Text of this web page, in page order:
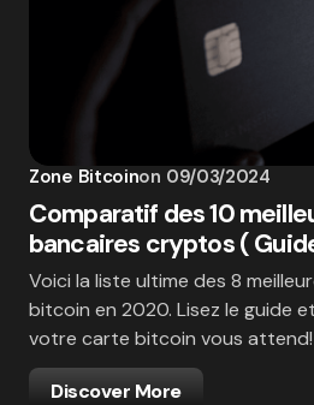
Zone Bitcoinon 09/03/2024
Comparatif des 10
bancaires cryptos (
Voici la liste ultime des 8
bitcoin en 2020. Lisez le guide
votre carte bitcoin vous attend!
Discover More